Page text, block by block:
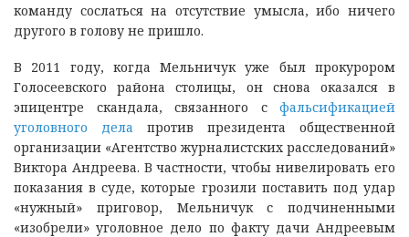
команду сослаться на отсутствие умысла, ибо ничего
другого в голову не пришло.
В 2011 году, когда Мельничук уже был прокурором
Голосеевского района столицы, он снова оказался в
эпицентре скандала, связанного с фальсификацией
уголовного дела против президента общественной
организации «Агентство журналистских расследований»
Виктора Андреева. В частности, чтобы нивелировать его
показания в суде, которые грозили поставить под удар
«нужный» приговор, Мельничук с подчиненными
«изобрели» уголовное дело по факту дачи Андреевым